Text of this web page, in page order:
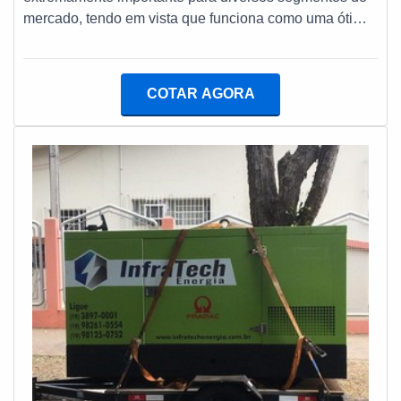
de melhor para fidelizar os clientes.QUALIDADES E
PONTOS FORTES DA EMPRESAApenas na Lufetec
quando o assunto for manutenção e instalação de
grupos geradores e subestações. Líder em qualidade, a
empresa oferece uma variedade de itens como
subestação com ótima qualidade e excelente custo-
benefício.Com o objetivo de trazer a satisfação a todos
os clientes, a empresa entende que seu melhor
destaque é conquistar a confiança de cada um. Tudo
isso só é possível através do investimento em
equipamentos modernos e profissionais experientes.A
Lufetec Engenharia & Energia é uma empresa que tem
despontado no segmento pela seriedade e qualidade
que comprova sua essência de trazer o melhor para os
parceiros.
mercado, tendo em vista que funciona como uma ótima
atividades não tenham que ser paralisadas por quedas
forma contínua ou prime. Ele gera eletricidade na
voltagem necessária para a maioria dos dispositivos
utilizados em obras e eventos, por exemplo,
dispensando ou complementando a energia da
rede.Além disso, o equipamento é muito importante
para assegurar a produção de indústrias de diversos
segmentos. Por isso, é fundamental para qualquer
empresa conceituada, já que permite que as atividades
não sejam prejudicadas por falta de eletricidade. A
seguir alguns dos equipamentos e peças de função
essencial para o funcionamento do gerador de energia
diesel: Reguladores de tensão; Carenagens resistentes
ao tempo; O funcionamento dos geradores geralmente
COTAR AGORA